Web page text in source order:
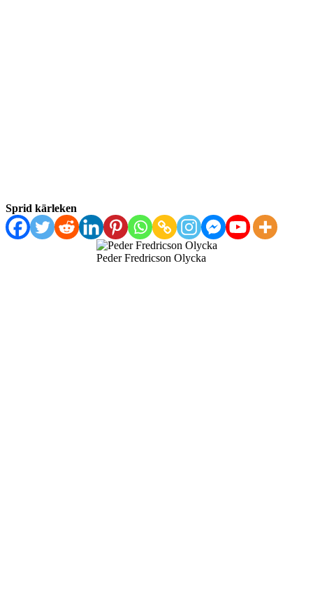
Sprid kärleken
Peder Fredricson Olycka